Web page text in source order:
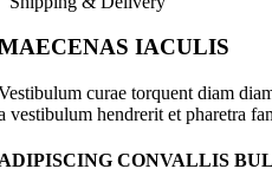
IACULIS
curae torquent diam
vestibulum hendrerit et pharetra
CONVALLIS